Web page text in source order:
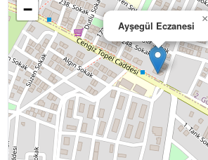
Ayşegül Eczanesi
×
−